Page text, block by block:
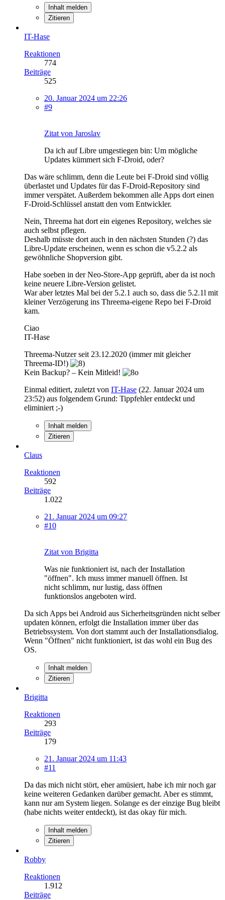
Inhalt melden
Zitieren
IT-Hase
Reaktionen
774
Beiträge
525
20. Januar 2024 um 22:26
#9
Zitat von Jaroslav
Da ich auf Libre umgestiegen bin: Um mögliche
Updates kümmert sich F-Droid, oder?
Das wäre schlimm, denn die Leute bei F-Droid sind völlig
überlastet und Updates für das F-Droid-Repository sind
immer verspätet. Außerdem bekommen alle Apps dort einen
F-Droid-Schlüssel anstatt den vom Entwickler.
Nein, Threema hat dort ein eigenes Repository, welches sie
auch selbst pflegen.
Deshalb müsste dort auch in den nächsten Stunden (?) das
Libre-Update erscheinen, wenn es schon die v5.2.2 als
gewöhnliche Shopversion gibt.
Habe soeben in der Neo-Store-App geprüft, aber da ist noch
keine neuere Libre-Version gelistet.
War aber letztes Mal bei der 5.2.1 auch so, dass die 5.2.1l mit
kleiner Verzögerung ins Threema-eigene Repo bei F-Droid
kam.
Ciao
IT-Hase
Threema-Nutzer seit 23.12.2020 (immer mit gleicher
Threema-ID!)
Kein Backup? – Kein Mitleid!
Einmal editiert, zuletzt von IT-Hase (22. Januar 2024 um
23:52) aus folgendem Grund: Tippfehler entdeckt und
eliminiert ;-)
Inhalt melden
Zitieren
Claus
Reaktionen
592
Beiträge
1.022
21. Januar 2024 um 09:27
#10
Zitat von Brigitta
Was nie funktioniert ist, nach der Installation
"öffnen". Ich muss immer manuell öffnen. Ist
nicht schlimm, nur lustig, dass öffnen
funktionslos angeboten wird.
Da sich Apps bei Android aus Sicherheitsgründen nicht selber
updaten können, erfolgt die Installation immer über das
Betriebssystem. Von dort stammt auch der Installationsdialog.
Wenn "Öffnen" nicht funktioniert, ist das wohl ein Bug des
OS.
Inhalt melden
Zitieren
Brigitta
Reaktionen
293
Beiträge
179
21. Januar 2024 um 11:43
#11
Da das mich nicht stört, eher amüsiert, habe ich mir noch gar
keine weiteren Gedanken darüber gemacht. Aber es stimmt,
kann nur am System liegen. Solange es der einzige Bug bleibt
(habe nichts weiter entdeckt), ist das okay für mich.
Inhalt melden
Zitieren
Robby
Reaktionen
1.912
Beiträge